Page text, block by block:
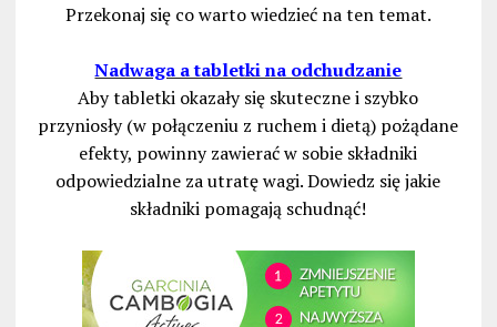
Przekonaj się co warto wiedzieć na ten temat.
Nadwaga a tabletki na odchudzanie
Aby tabletki okazały się skuteczne i szybko
przyniosły (w połączeniu z ruchem i dietą) pożądane
efekty, powinny zawierać w sobie składniki
odpowiedzialne za utratę wagi. Dowiedz się jakie
składniki pomagają schudnąć!